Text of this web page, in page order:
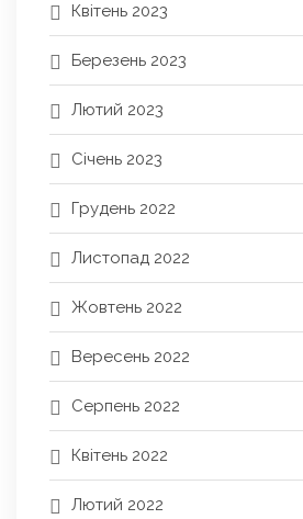
Квітень 2023
Березень 2023
Лютий 2023
Січень 2023
Грудень 2022
Листопад 2022
Жовтень 2022
Вересень 2022
Серпень 2022
Квітень 2022
Лютий 2022